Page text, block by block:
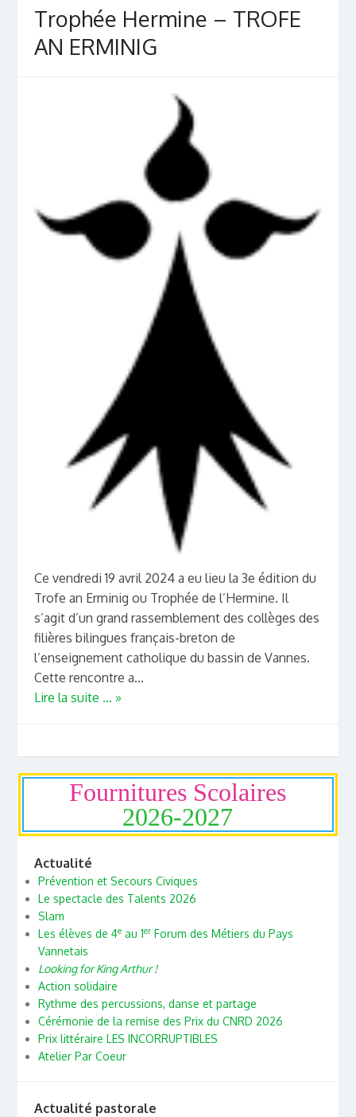
Trophée Hermine – TROFE
AN ERMINIG
Ce vendredi 19 avril 2024 a eu lieu la 3e édition du
Trofe an Erminig ou Trophée de l’Hermine. Il
s’agit d’un grand rassemblement des collèges des
filières bilingues français-breton de
l’enseignement catholique du bassin de Vannes.
Cette rencontre a...
Lire la suite ... »
Fournitures Scolaires
2026-2027
Actualité
Prévention et Secours Civiques
Le spectacle des Talents 2026
Slam
Les élèves de 4eau 1erForum des Métiers du Pays
Vannetais
Looking for King Arthur !
Action solidaire
Rythme des percussions, danse et partage
Cérémonie de la remise des Prix du CNRD 2026
Prix littéraire LES INCORRUPTIBLES
Atelier Par Coeur
Actualité pastorale